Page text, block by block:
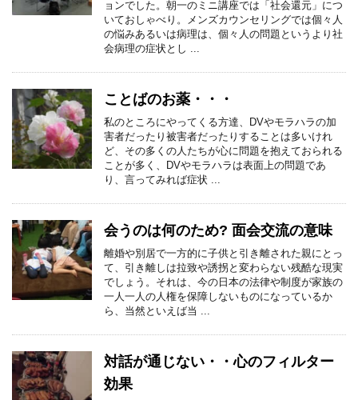
ョンでした。朝一のミニ講座では「社会還元」につ
いておしゃべり。メンズカウンセリングでは個々人
の悩みあるいは病理は、個々人の問題というより社
会病理の症状とし ...
ことばのお薬・・・
私のところにやってくる方達、DVやモラハラの加
害者だったり被害者だったりすることは多いけれ
ど、その多くの人たちが心に問題を抱えておられる
ことが多く、DVやモラハラは表面上の問題であ
り、言ってみれば症状 ...
会うのは何のため? 面会交流の意味
離婚や別居で一方的に子供と引き離された親にとっ
て、引き離しは拉致や誘拐と変わらない残酷な現実
でしょう。それは、今の日本の法律や制度が家族の
一人一人の人権を保障しないものになっているか
ら、当然といえば当 ...
対話が通じない・・心のフィルター
効果